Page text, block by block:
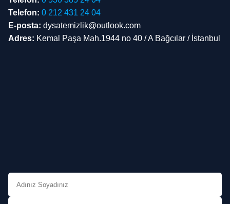
Telefon: 0 212 431 24 04
E-posta: dysatemizlik@outlook.com
Adres: Kemal Paşa Mah.1944 no 40 / A Bağcılar / İstanbul